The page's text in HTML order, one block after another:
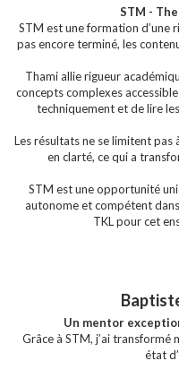
STM -
STM est une formation d’une
pas encore terminé, les
Thami allie rigueur
concepts complexes
techniquement et de lire
Les résultats ne se limitent pas
en clarté, ce qui a
STM est une opportunité
autonome et compétent
TKL pour cet
Un mentor
Grâce à STM, j’ai
état